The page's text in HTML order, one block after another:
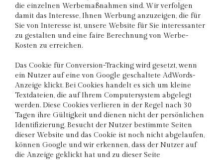
die einzelnen Werbemaßnahmen sind. Wir verfolgen
damit das Interesse, Ihnen Werbung anzuzeigen, die für
Sie von Interesse ist, unsere Website für Sie interessanter
zu gestalten und eine faire Berechnung von Werbe-
Kosten zu erreichen.
Das Cookie für Conversion-Tracking wird gesetzt, wenn
ein Nutzer auf eine von Google geschaltete AdWords-
Anzeige klickt. Bei Cookies handelt es sich um kleine
Textdateien, die auf Ihrem Computersystem abgelegt
werden. Diese Cookies verlieren in der Regel nach 30
Tagen ihre Gültigkeit und dienen nicht der persönlichen
Identifizierung. Besucht der Nutzer bestimmte Seiten
dieser Website und das Cookie ist noch nicht abgelaufen,
können Google und wir erkennen, dass der Nutzer auf
die Anzeige geklickt hat und zu dieser Seite